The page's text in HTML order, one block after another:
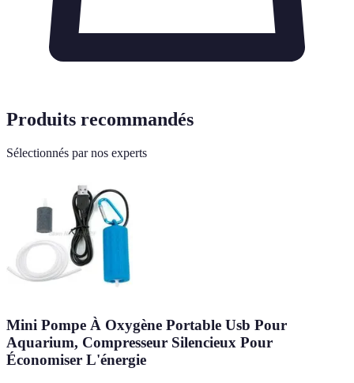
Produits recommandés
Sélectionnés par nos experts
Mini Pompe À Oxygène Portable Usb Pour
Aquarium, Compresseur Silencieux Pour
Économiser L'énergie